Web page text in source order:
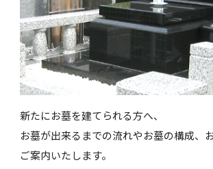
新たにお墓を建てられる方へ、
お墓が出来るまでの流れやお墓の構成、
ご案内いたします。